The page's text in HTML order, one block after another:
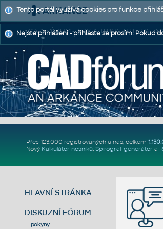
CAD FÓRUM - TIPY A TRIKY | UTILITY |
Přes 123.000 registrovaných u nás, celkem
Nový Kalkulátor nosníků, Spirograf generátor a
HLAVNÍ STRÁNKA
DISKUZNÍ FÓRUM
pokyny
Tento portál využívá cookies pro funkce
Nejste přihlášeni - přihlaste se prosím. Pokud